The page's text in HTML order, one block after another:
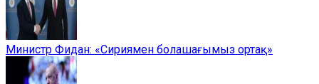
Министр Фидан: «Сириямен болашағымыз ортақ»